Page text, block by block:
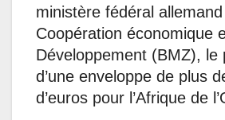
ministère fédéral
Coopération économique
Développement (BMZ), le
d’une enveloppe de plus
d’euros pour l’Afrique de